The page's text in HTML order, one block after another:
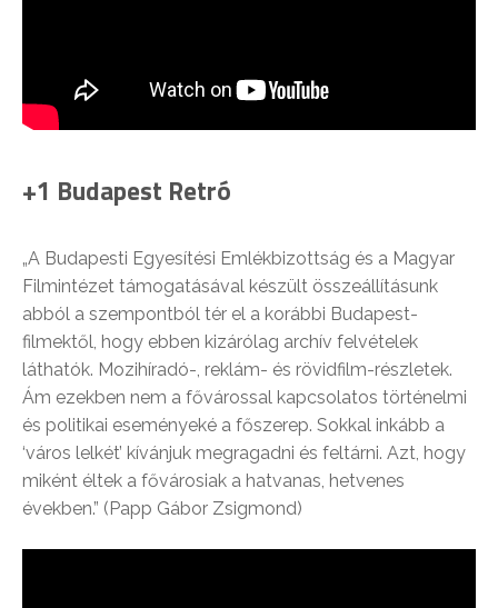
+1 Budapest Retró
„A Budapesti Egyesítési Emlékbizottság és a Magyar
Filmintézet támogatásával készült összeállításunk
abból a szempontból tér el a korábbi Budapest-
filmektől, hogy ebben kizárólag archív felvételek
láthatók. Mozihíradó-, reklám- és rövidfilm-részletek.
Ám ezekben nem a fővárossal kapcsolatos történelmi
és politikai eseményeké a főszerep. Sokkal inkább a
‘város lelkét’ kívánjuk megragadni és feltárni. Azt, hogy
miként éltek a fővárosiak a hatvanas, hetvenes
években.” (Papp Gábor Zsigmond)